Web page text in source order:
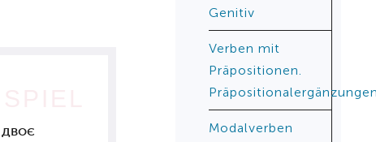
двоє
Genitiv
Verben mit
Präpositionen.
Modalverben